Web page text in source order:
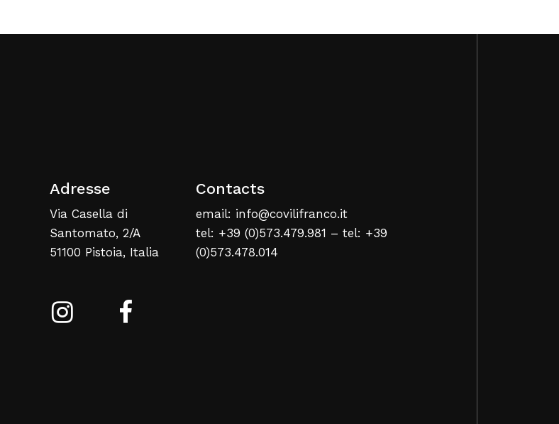
Adresse
Via Casella di
Santomato, 2/A
51100 Pistoia, Italia
Contacts
email: info@covilifranco.it
tel: +39 (0)573.479.981 – tel: +39
(0)573.478.014